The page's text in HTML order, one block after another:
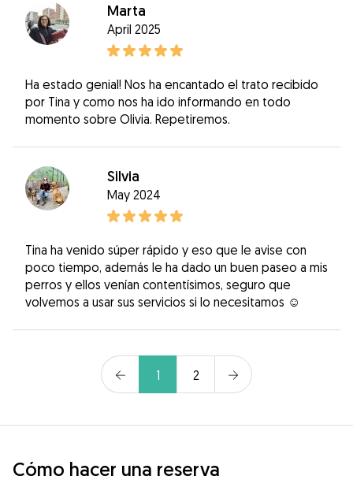
Marta
April 2025
Ha estado genial! Nos ha encantado el trato recibido
por Tina y como nos ha ido informando en todo
momento sobre Olivia. Repetiremos.
Silvia
May 2024
Tina ha venido súper rápido y eso que le avise con
poco tiempo, además le ha dado un buen paseo a mis
perros y ellos venían contentísimos, seguro que
volvemos a usar sus servicios si lo necesitamos ☺️
1 2
Cómo hacer una reserva